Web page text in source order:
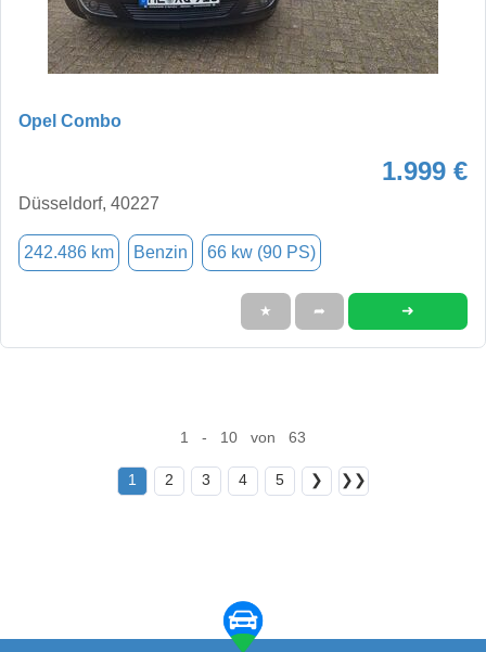
Opel Combo
1.999 €
Düsseldorf, 40227
242.486 km Benzin 66 kw (90 PS)
★ ➦ ➜
1 - 10 von 63
1 2 3 4 5 ❯ ❯❯